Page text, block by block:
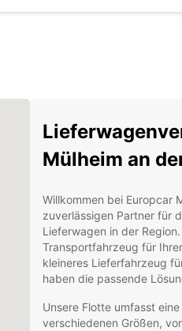
Mülheim an
Willkommen bei Europcar
zuverlässigen Partner für
Lieferwagen in der
Transportfahrzeug für
kleineres Lieferfahrzeug
haben die passende
Unsere Flotte umfasst
verschiedenen Größen,